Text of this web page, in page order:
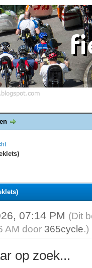
07:14 PM (Dit
AM door 365cycle.)
op zoek...